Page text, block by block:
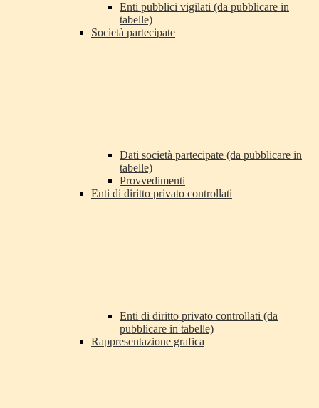
Enti pubblici vigilati (da pubblicare in
tabelle)
Società partecipate
Dati società partecipate (da pubblicare in
tabelle)
Provvedimenti
Enti di diritto privato controllati
Enti di diritto privato controllati (da
pubblicare in tabelle)
Rappresentazione grafica